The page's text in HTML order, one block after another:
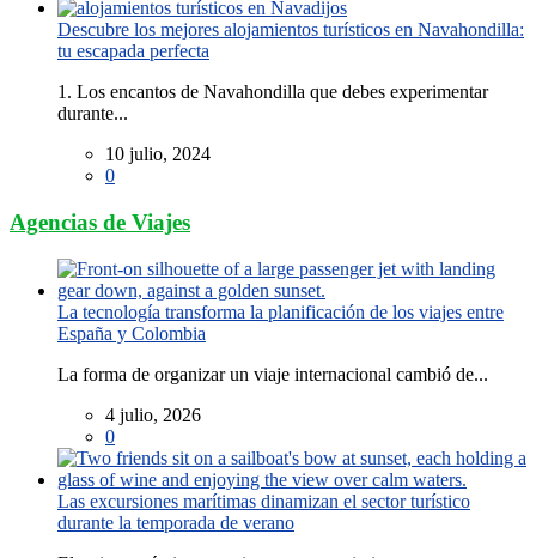
Descubre los mejores alojamientos turísticos en Navahondilla:
tu escapada perfecta
1. Los encantos de Navahondilla que debes experimentar
durante...
10 julio, 2024
0
Agencias de Viajes
La tecnología transforma la planificación de los viajes entre
España y Colombia
La forma de organizar un viaje internacional cambió de...
4 julio, 2026
0
Las excursiones marítimas dinamizan el sector turístico
durante la temporada de verano